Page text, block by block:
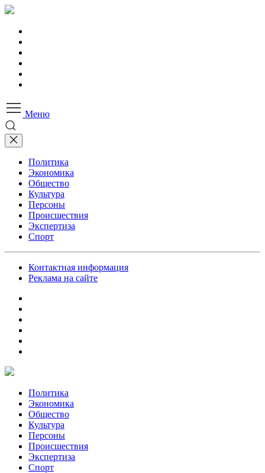
Меню
Политика
Экономика
Общество
Культура
Персоны
Происшествия
Экспертиза
Спорт
Контактная информация
Реклама на сайте
Политика
Экономика
Общество
Культура
Персоны
Происшествия
Экспертиза
Спорт